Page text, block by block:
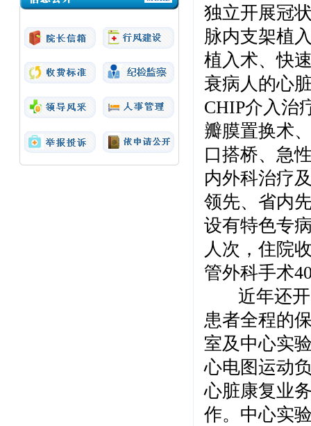
独立开展冠
脉内支架植
植入术、快
衰病人的心
CHIP介入治
瓣膜置换术
口搭桥、急
内外科治疗
领先、省内
设有特色专
人次，住院
管外科手术
近年还开
患者全程的
室及中心实
心电图运动
心脏康复业
作。中心实